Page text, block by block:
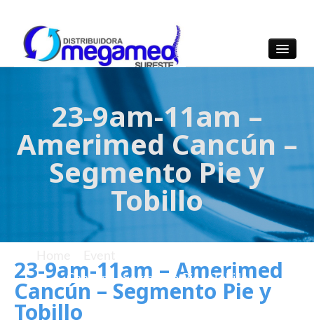
OmegaMed Sureste
OmegaMed Sureste
23-9am-11am –
Amerimed Cancún –
Segmento Pie y
Tobillo
Cancún – Segmento Pie y Tobillo
23-9am-11am – Amerimed
Cancún – Segmento Pie y
Tobillo